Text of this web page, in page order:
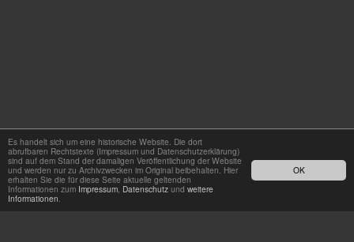
OK
Es handelt sich um eine historische Website. Die dort
abrufbaren Rechtstexte (Impressum und Datenschutzerklärung)
sind auf dem Stand der damaligen Veröffentlichung der Website
und werden nur zu Archivzwecken im Original beibehalten. Hier
erhalten Sie die für diese Seite aktuelle geltenden
Informationen zum Impressum, Datenschutz und weitere
Informationen.